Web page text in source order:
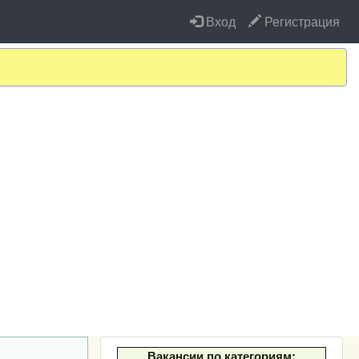
Вход Регистрация